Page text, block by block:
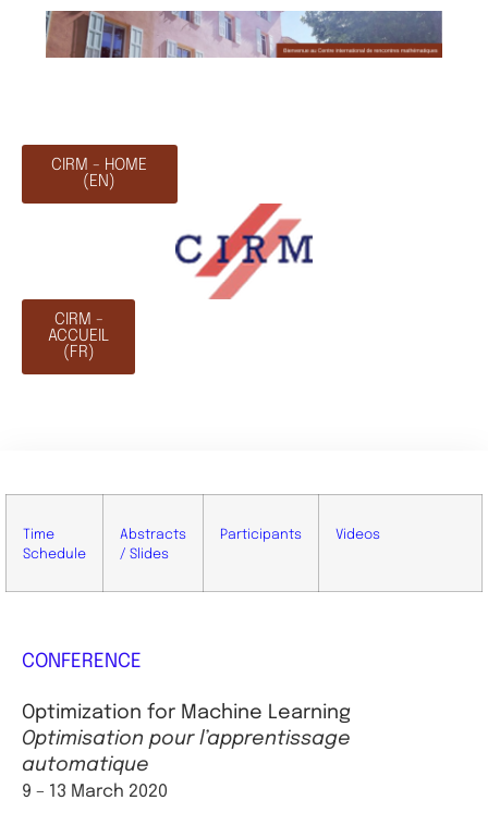
CIRM - HOME
(EN)
CIRM -
ACCUEIL
(FR)
Time
Schedule
Abstracts
/ Slides
Participants Videos
CONFERENCE
Optimization for Machine Learning
Optimisation pour l’apprentissage
automatique
9 – 13 March 2020